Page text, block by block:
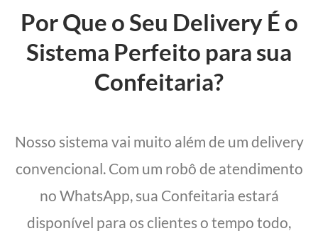
Por Que o Seu Delivery É o
Sistema Perfeito para sua
Confeitaria?
Nosso sistema vai muito além de um delivery
convencional. Com um robô de atendimento
no WhatsApp, sua Confeitaria estará
disponível para os clientes o tempo todo,